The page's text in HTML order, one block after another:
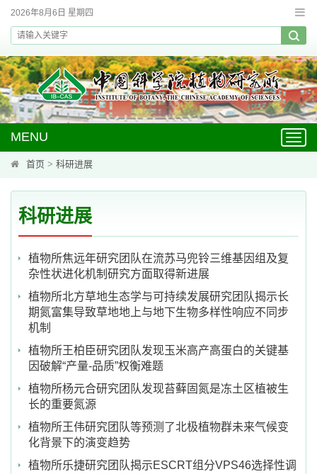
2026年8月6日 星期四
MENU
首页 > 科研进展
科研进展
植物所焦远年研究团队在流苏马兜铃三维基因组及复
杂性状进化机制研究方面取得新进展
植物所北方草地生态学与可持续发展研究团队揭示长
期氮富集导致草地地上与地下生物多样性响应不同步
机制
植物所王柏臣研究团队发现玉米高产高蛋白的关键基
因破解“产量-品质”权衡难题
植物所杨元合研究团队发现苔藓固氮是冻土区植被生
长的重要氮源
植物所王伟研究团队等预测了北极植物群未来气候变
化背景下的演变趋势
植物所乐捷研究团队揭示ESCRT组分VPS46选择性调